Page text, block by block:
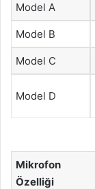
Model A
Model B
Model C
Model D
Mikrofon
Özelliği